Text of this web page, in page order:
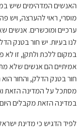
האנשים המדהימים שיש
מוסרי, ראוי להערצה,
ערכיים ומוכשרים. אנשים
לנו בעיות. יש חור בטנק
במקום ללכת ולתקן, זו לא
אמיתיים הם אנשים שלא
חור בטנק הדלק, והחור
מסתכל על המדינה הזאת
במדינה הזאת מקבלים
לפיד הדגיש כי מדינת